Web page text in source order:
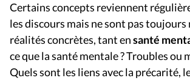
Certains concepts reviennent
les discours mais ne sont pas toujours
réalités concrètes, tant ensanté
ce que la santé mentale ? Troubles ou
Quels sont les liens avec la précarité,